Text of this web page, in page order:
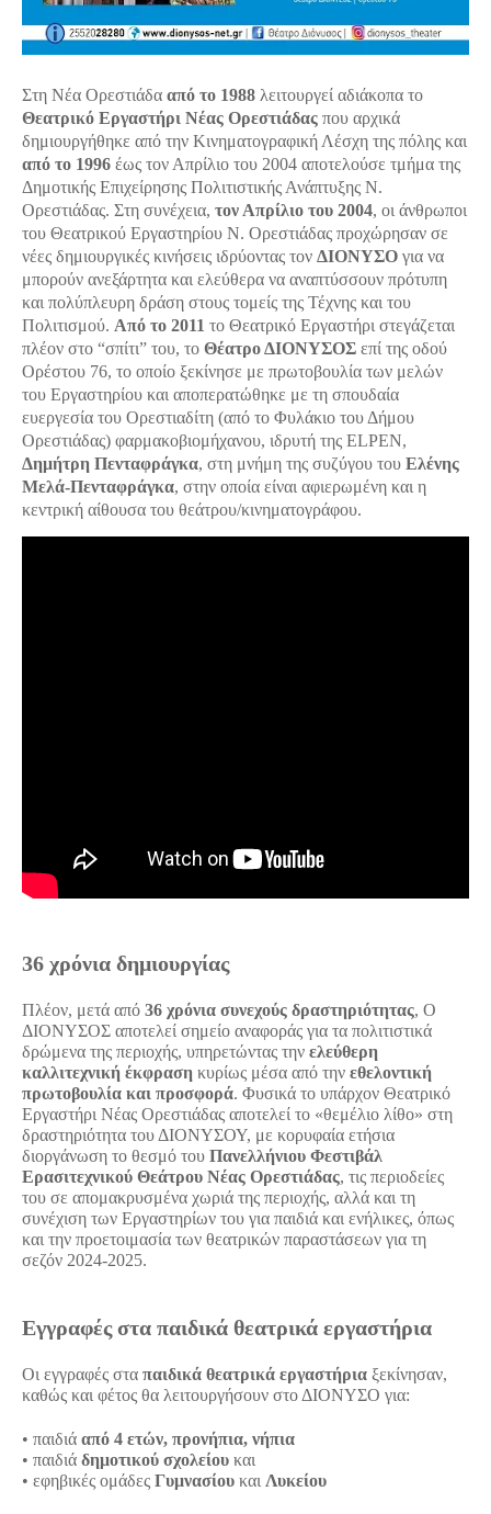
Στη Νέα Ορεστιάδα από το 1988 λειτουργεί αδιάκοπα το
Θεατρικό Εργαστήρι Νέας Ορεστιάδας που αρχικά
δημιουργήθηκε από την Κινηματογραφική Λέσχη της πόλης και
από το 1996 έως τον Απρίλιο του 2004 αποτελούσε τμήμα της
Δημοτικής Επιχείρησης Πολιτιστικής Ανάπτυξης Ν.
Ορεστιάδας. Στη συνέχεια, τον Απρίλιο του 2004, οι άνθρωποι
του Θεατρικού Εργαστηρίου Ν. Ορεστιάδας προχώρησαν σε
νέες δημιουργικές κινήσεις ιδρύοντας τον ΔΙΟΝΥΣΟ για να
μπορούν ανεξάρτητα και ελεύθερα να αναπτύσσουν πρότυπη
και πολύπλευρη δράση στους τομείς της Τέχνης και του
Πολιτισμού. Από το 2011 το Θεατρικό Εργαστήρι στεγάζεται
πλέον στο “σπίτι” του, το Θέατρο ΔΙΟΝΥΣΟΣ επί της οδού
Ορέστου 76, το οποίο ξεκίνησε με πρωτοβουλία των μελών
του Εργαστηρίου και αποπερατώθηκε με τη σπουδαία
ευεργεσία του Ορεστιαδίτη (από το Φυλάκιο του Δήμου
Ορεστιάδας) φαρμακοβιομήχανου, ιδρυτή της ELPEN,
Δημήτρη Πενταφράγκα, στη μνήμη της συζύγου του Ελένης
Μελά-Πενταφράγκα, στην οποία είναι αφιερωμένη και η
κεντρική αίθουσα του θεάτρου/κινηματογράφου.
36 χρόνια δημιουργίας
Πλέον, μετά από 36 χρόνια συνεχούς δραστηριότητας, Ο
ΔΙΟΝΥΣΟΣ αποτελεί σημείο αναφοράς για τα πολιτιστικά
δρώμενα της περιοχής, υπηρετώντας την ελεύθερη
καλλιτεχνική έκφραση κυρίως μέσα από την εθελοντική
πρωτοβουλία και προσφορά. Φυσικά το υπάρχον Θεατρικό
Εργαστήρι Νέας Ορεστιάδας αποτελεί το «θεμέλιο λίθο» στη
δραστηριότητα του ΔΙΟΝΥΣΟΥ, με κορυφαία ετήσια
διοργάνωση το θεσμό του Πανελλήνιου Φεστιβάλ
Ερασιτεχνικού Θεάτρου Νέας Ορεστιάδας, τις περιοδείες
του σε απομακρυσμένα χωριά της περιοχής, αλλά και τη
συνέχιση των Εργαστηρίων του για παιδιά και ενήλικες, όπως
και την προετοιμασία των θεατρικών παραστάσεων για τη
σεζόν 2024-2025.
Εγγραφές στα παιδικά θεατρικά εργαστήρια
Οι εγγραφές στα παιδικά θεατρικά εργαστήρια ξεκίνησαν,
καθώς και φέτος θα λειτουργήσουν στο ΔΙΟΝΥΣΟ για:
• παιδιά από 4 ετών, προνήπια, νήπια
• παιδιά δημοτικού σχολείου και
• εφηβικές ομάδες Γυμνασίου και Λυκείου